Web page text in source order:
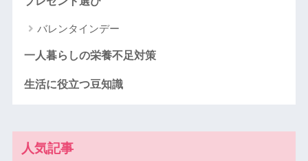
バレンタインデー
一人暮らしの栄養不足対策
生活に役立つ豆知識
人気記事